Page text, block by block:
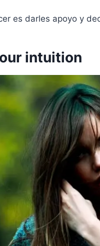
es darles apoyo y
intuition